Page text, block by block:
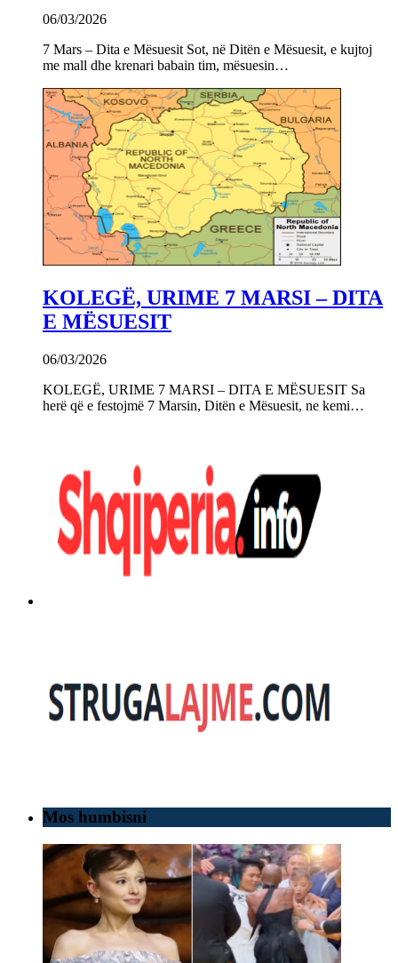
06/03/2026
7 Mars – Dita e Mësuesit Sot, në Ditën e Mësuesit, e kujtoj
me mall dhe krenari babain tim, mësuesin…
KOLEGË, URIME 7 MARSI – DITA
E MËSUESIT
06/03/2026
KOLEGË, URIME 7 MARSI – DITA E MËSUESIT Sa
herë që e festojmë 7 Marsin, Ditën e Mësuesit, ne kemi…
Mos humbisni